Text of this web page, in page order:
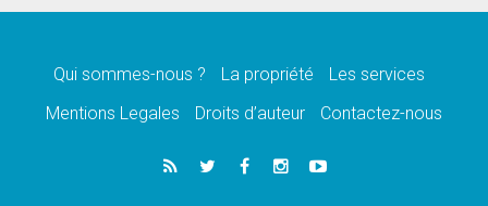
message de paix et de dignité humaine»
«La visite du Pape en Uruguay renforcera
05.08.2026
Le nonce en Ukraine: «Il est inquiétant
Qui sommes-nous ? La propriété
Les services
Mentions Legales
Droits d’auteur Contactez-nous